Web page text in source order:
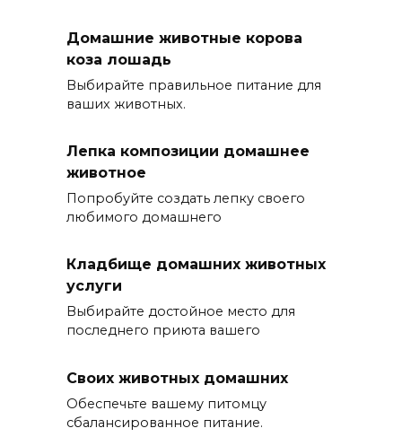
Домашние животные корова
коза лошадь
Выбирайте правильное питание для
ваших животных.
Лепка композиции домашнее
животное
Попробуйте создать лепку своего
любимого домашнего
Кладбище домашних животных
услуги
Выбирайте достойное место для
последнего приюта вашего
Своих животных домашних
Обеспечьте вашему питомцу
сбалансированное питание.